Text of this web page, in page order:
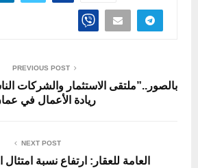
PREVIOUS POST
بالصور..”ملتقى الاستثمار والشركات
ريادة الأعمال في
NEXT POST
العامة للعقار: ارتفاع نسبة